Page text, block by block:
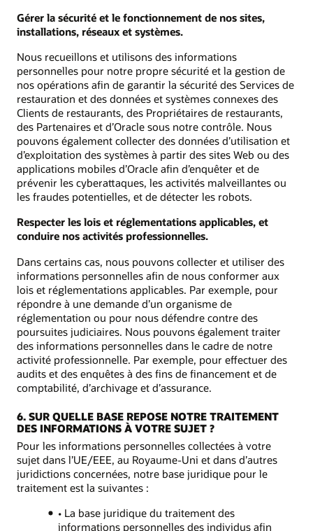
Gérer la sécurité et le fonctionnement de nos sites,
installations, réseaux et systèmes.
Nous recueillons et utilisons des informations
personnelles pour notre propre sécurité et la gestion de
nos opérations afin de garantir la sécurité des Services de
restauration et des données et systèmes connexes des
Clients de restaurants, des Propriétaires de restaurants,
des Partenaires et d’Oracle sous notre contrôle. Nous
pouvons également collecter des données d’utilisation et
d’exploitation des systèmes à partir des sites Web ou des
applications mobiles d’Oracle afin d’enquêter et de
prévenir les cyberattaques, les activités malveillantes ou
les fraudes potentielles, et de détecter les robots.
Respecter les lois et réglementations applicables, et
conduire nos activités professionnelles.
Dans certains cas, nous pouvons collecter et utiliser des
informations personnelles afin de nous conformer aux
lois et réglementations applicables. Par exemple, pour
répondre à une demande d’un organisme de
réglementation ou pour nous défendre contre des
poursuites judiciaires. Nous pouvons également traiter
des informations personnelles dans le cadre de notre
activité professionnelle. Par exemple, pour effectuer des
audits et des enquêtes à des fins de financement et de
comptabilité, d’archivage et d’assurance.
6. SUR QUELLE BASE REPOSE NOTRE TRAITEMENT
DES INFORMATIONS À VOTRE SUJET ?
Pour les informations personnelles collectées à votre
sujet dans l’UE/EEE, au Royaume-Uni et dans d’autres
juridictions concernées, notre base juridique pour le
traitement est la suivantes :
• La base juridique du traitement des
informations personnelles des individus afin